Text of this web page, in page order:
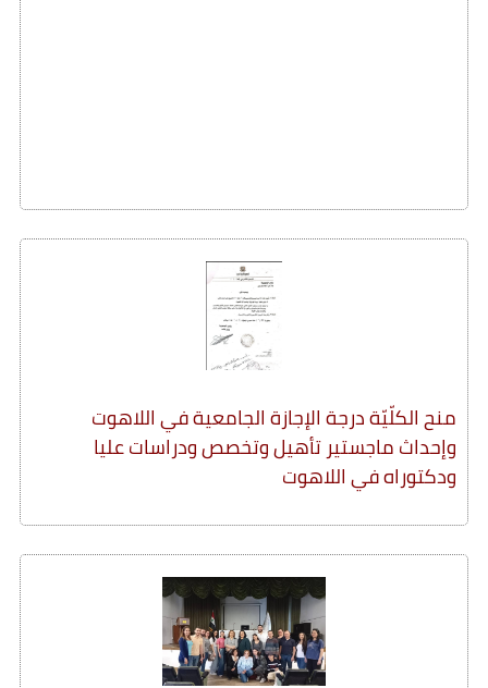
منح الكلّيّة درجة الإجازة الجامعية في اللاهوت
وإحداث ماجستير تأهيل وتخصص ودراسات عليا
ودكتوراه في اللاهوت